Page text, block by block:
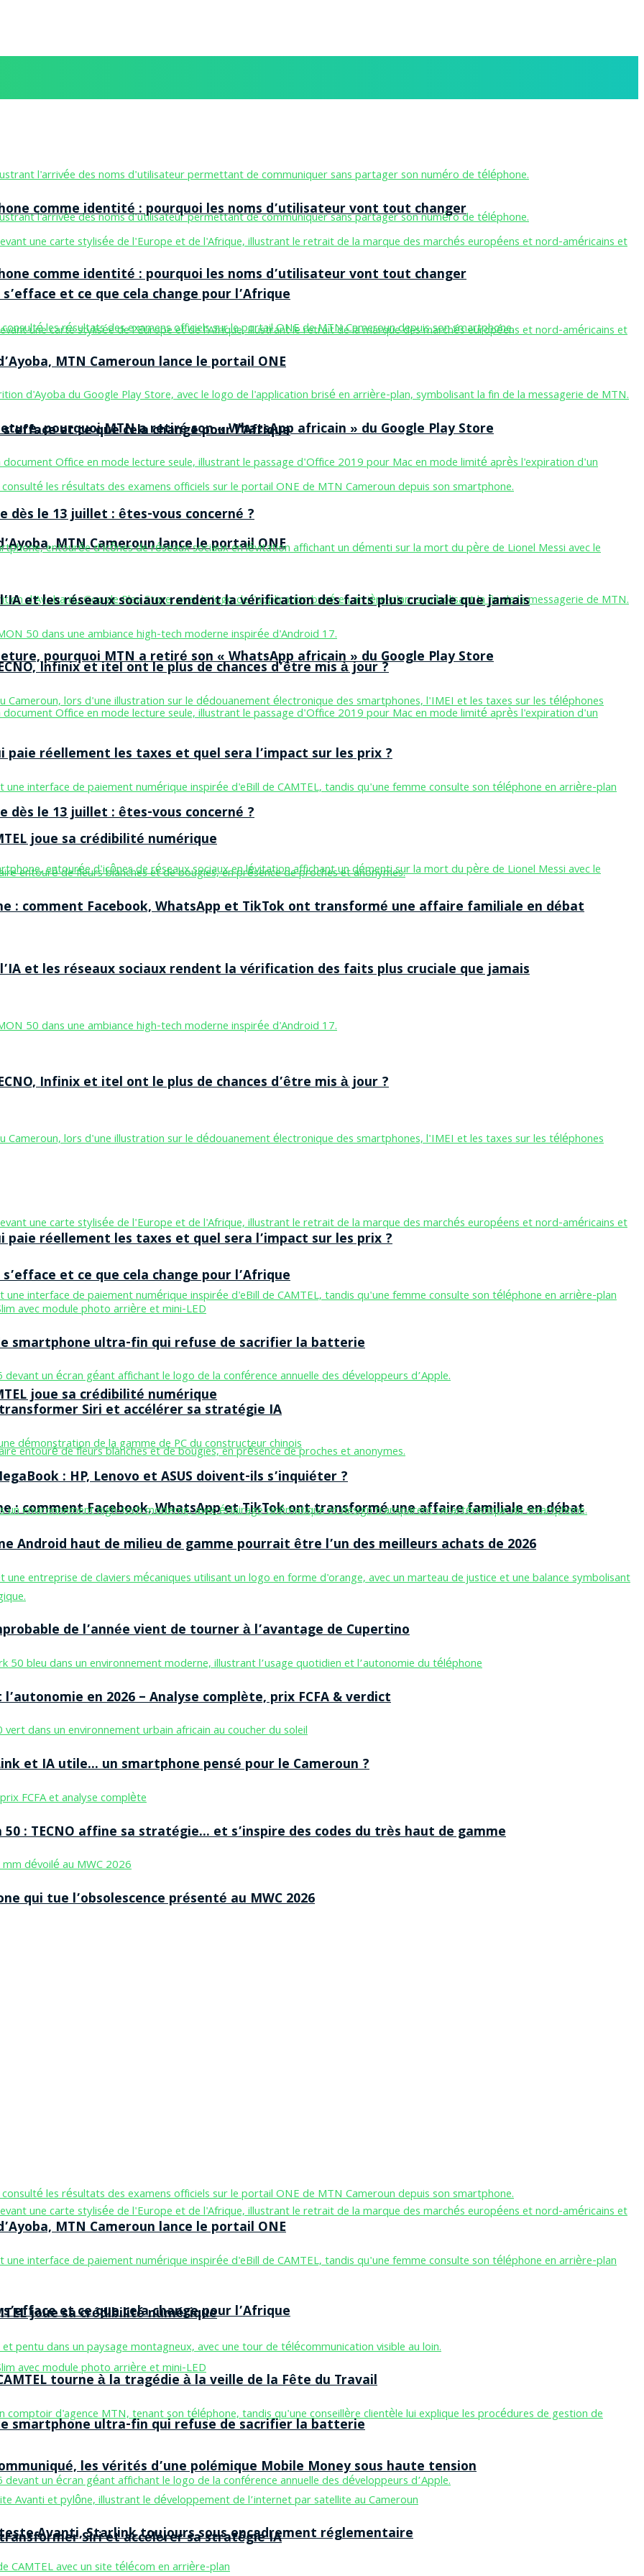
comme identité : pourquoi les noms d’utilisateur vont tout changer
et ce que cela change pour l’Afrique
MTN Cameroun lance le portail ONE
pourquoi MTN a retiré son « WhatsApp africain » du Google Play Store
dès le 13 juillet : êtes-vous concerné ?
et les réseaux sociaux rendent la vérification des faits plus cruciale que jamais
Infinix et itel ont le plus de chances d’être mis à jour ?
paie réellement les taxes et quel sera l’impact sur les prix ?
joue sa crédibilité numérique
: comment Facebook, WhatsApp et TikTok ont transformé une affaire familiale en débat
et ce que cela change pour l’Afrique
le smartphone ultra-fin qui refuse de sacrifier la batterie
transformer Siri et accélérer sa stratégie IA
comme identité : pourquoi les noms d’utilisateur vont tout changer
et ce que cela change pour l’Afrique
MTN Cameroun lance le portail ONE
pourquoi MTN a retiré son « WhatsApp africain » du Google Play Store
dès le 13 juillet : êtes-vous concerné ?
et les réseaux sociaux rendent la vérification des faits plus cruciale que jamais
Infinix et itel ont le plus de chances d’être mis à jour ?
paie réellement les taxes et quel sera l’impact sur les prix ?
joue sa crédibilité numérique
: comment Facebook, WhatsApp et TikTok ont transformé une affaire familiale en débat
et ce que cela change pour l’Afrique
le smartphone ultra-fin qui refuse de sacrifier la batterie
transformer Siri et accélérer sa stratégie IA
: HP, Lenovo et ASUS doivent-ils s’inquiéter ?
Android haut de milieu de gamme pourrait être l’un des meilleurs achats de 2026
de l’année vient de tourner à l’avantage de Cupertino
en 2026 – Analyse complète, prix FCFA & verdict
et IA utile… un smartphone pensé pour le Cameroun ?
50 : TECNO affine sa stratégie… et s’inspire des codes du très haut de gamme
qui tue l’obsolescence présenté au MWC 2026
MTN Cameroun lance le portail ONE
joue sa crédibilité numérique
tourne à la tragédie à la veille de la Fête du Travail
les vérités d’une polémique Mobile Money sous haute tension
Avanti, Starlink toujours sous encadrement réglementaire